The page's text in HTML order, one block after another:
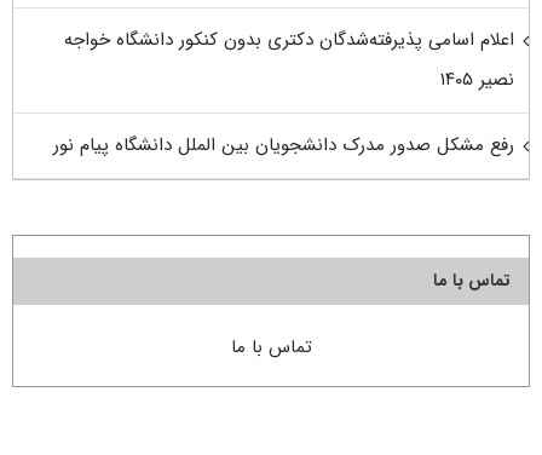
اعلام اسامی پذیرفته‌شدگان دکتری بدون کنکور دانشگاه خواجه
نصیر ۱۴۰۵
رفع مشکل صدور مدرک دانشجویان بین الملل دانشگاه پیام نور
تماس با ما
تماس با ما